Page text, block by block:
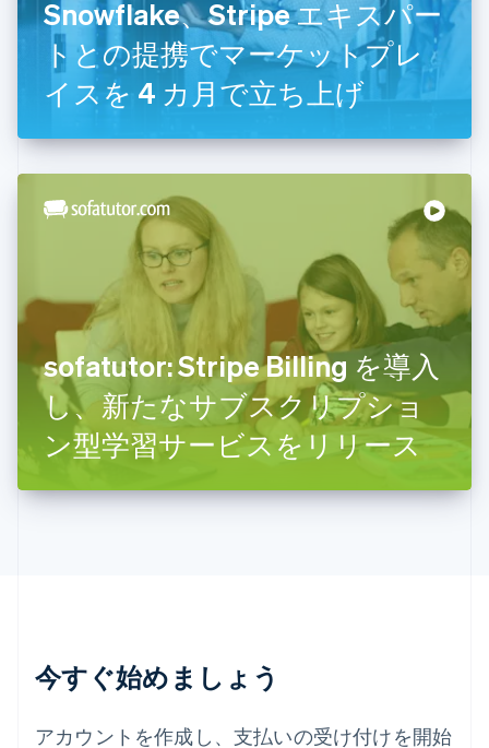
Snowflake、Stripe エキスパー
トとの提携でマーケットプレ
イスを 4 カ月で立ち上げ
sofatutor: Stripe Billing を導入
し、新たなサブスクリプショ
ン型学習サービスをリリース
今すぐ始めましょう
アカウントを作成し、支払いの受け付けを開始
English
ギリシア
English
クロアチア
ジブラルタル
English 简体中文
FrançaisItaliano English
スウェーデン
English
スペイン
Español
スロバキア
English
スロベニア
EnglishItaliano
タイ
English
チェコ共和国
ノルウェー
English
English